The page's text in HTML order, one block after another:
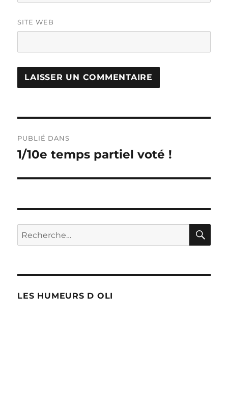
SITE WEB
de
PUBLIÉ DANS
1/10e temps partiel voté !
Recherche
pour :
LES HUMEURS D OLI